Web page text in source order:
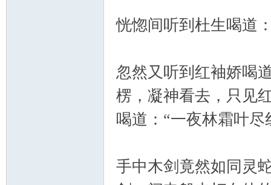
恍惚间听到杜生喝道
忽然又听到红袖娇喝
楞，凝神看去，只见
喝道：“一夜林霜叶尽
手中木剑竟然如同灵